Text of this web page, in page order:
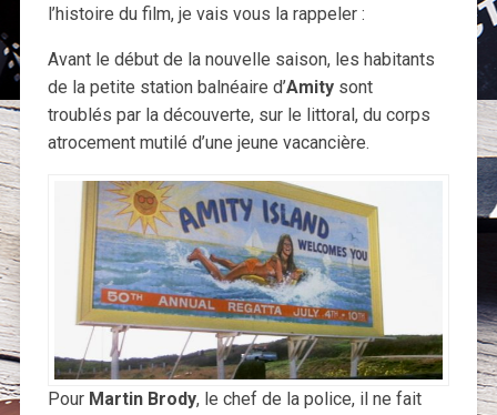
l’histoire du film, je vais vous la rappeler :
Avant le début de la nouvelle saison, les habitants
de la petite station balnéaire d’Amitysont
troublés par la découverte, sur le littoral, du corps
atrocement mutilé d’une jeune vacancière.
PourMartin Brody, le chef de la police, il ne fait